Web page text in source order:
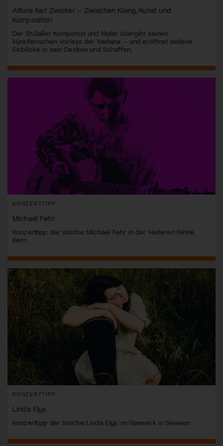
Alfons Karl Zwicker – Zwischen Klang, Kunst und
Komposition
Der St.Galler Komponist und Maler übergibt seinen
künstlerischen Vorlass der Vadiana – und eröffnet seltene
Einblicke in sein Denken und Schaffen.
KONZERTTIPP
Michael Fehr
Konzerttipp der Woche: Michael Fehr in der Heiteren Fahne,
Bern
KONZERTTIPP
Linda Elys
Konzerttipp der Woche: Linda Elys im Gaswerk in Seewen